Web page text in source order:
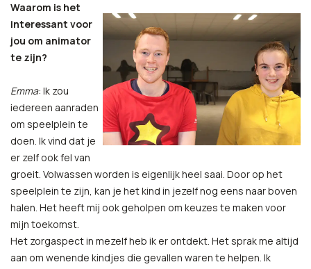
Waarom is het
interessant voor
jou om animator
te zijn?
Emma: Ik zou
iedereen aanraden
om speelplein te
doen. Ik vind dat je
er zelf ook fel van
groeit. Volwassen worden is eigenlijk heel saai. Door op het
speelplein te zijn, kan je het kind in jezelf nog eens naar boven
halen. Het heeft mij ook geholpen om keuzes te maken voor
mijn toekomst.
Het zorgaspect in mezelf heb ik er ontdekt. Het sprak me altijd
aan om wenende kindjes die gevallen waren te helpen. Ik